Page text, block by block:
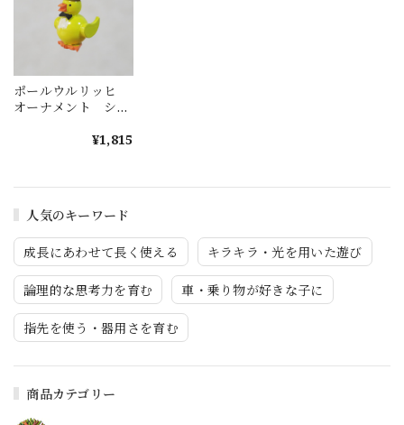
人気のキーワード
成長にあわせて長く使える キラキラ・光を用いた遊び
論理的な思考力を育む 車・乗り物が好きな子に
指先を使う・器用さを育む
商品カテゴリー
ポールウルリッヒ
オーナメント シル
¥1,815